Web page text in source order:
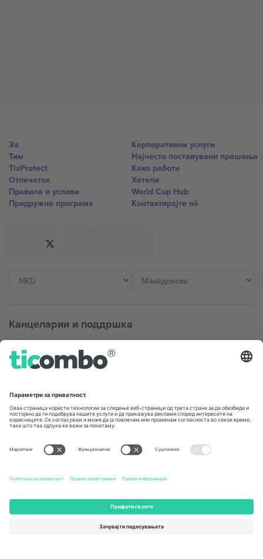
За
Тим
TixProtect
Отпечаток
Правила и услови
Придружна програма
Корпоративни услуги
Најчесто поставувани прашања
Како работи
Хотели
World Cup Hub
Контактирајте нѐ
Канцеларии и поддршка
Germany
Unter den Linden 24, 10117
167 City Road, London, Greater
United States
131 Continental Dr, Suite 305,
Newark, Delaware 19713, United
States
Switzerland
Engelberg, Switzerland
Bulgaria
Regus Sofia City West, bul
United Arab Emirates
UAE Dubai Silicon Oasis, DDP
Building A1, Office 302, Dubai,